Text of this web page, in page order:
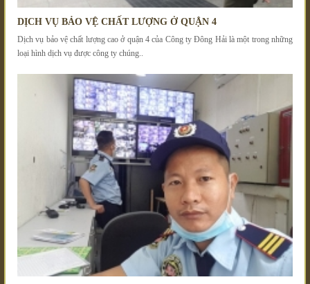
DỊCH VỤ BẢO VỆ CHẤT LƯỢNG Ở QUẬN 4
Dịch vụ bảo vệ chất lượng cao ở quận 4 của Công ty Đông Hải là một trong những
loại hình dịch vụ được công ty chúng..